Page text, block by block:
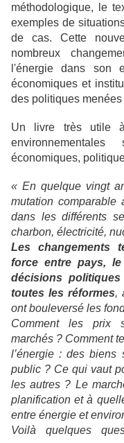
méthodologique, le
exemples de
de cas. Cette
nombreux
l'énergie dans son
économiques et
des politiques
Un livre très utile
économiques,
« En quelque vingt
mutation
dans les différents
charbon, électricité,
Les changements
force entre pays,
décisions
toutes les réformes,
ont bouleversé les
Comment les prix
marchés ? Comment
l’énergie : des biens
public ? Ce qui vaut
les autres ? Le
planification et à
entre énergie et
Voilà quelques